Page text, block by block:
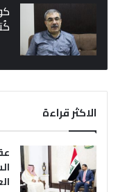
الاكثر قراءة